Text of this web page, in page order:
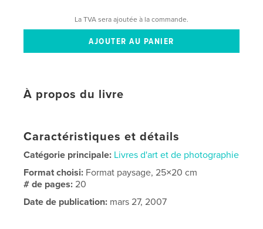
La TVA sera ajoutée à la commande.
À propos du livre
Caractéristiques et détails
Catégorie principale: Livres d'art et de photographie
Format choisi: Format paysage, 25×20 cm
# de pages:20
Date de publication: mars 27, 2007